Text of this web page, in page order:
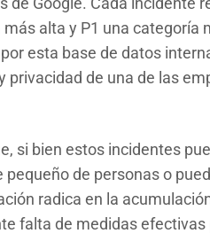
más alta y P1 una
esta base de datos
privacidad de una de las
si bien estos incidentes
de personas o
radica en la
falta de medidas